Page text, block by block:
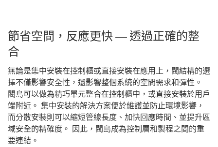
節省空間，反應更快 — 透過正確的整
合
無論是集中安裝在控制櫃或直接安裝在應用上，閥結構的選
擇不僅影響安全性，還影響整個系統的空間需求和彈性。
閥島可以做為精巧單元整合在控制櫃中，或直接安裝於用戶
端附近。 集中安裝的解決方案便於維護並防止環境影響，
而分散安裝則可以縮短管線長度、加快回應時間、並提升區
域安全的精確度。 因此，閥島成為控制層和製程之間的重
要連結。